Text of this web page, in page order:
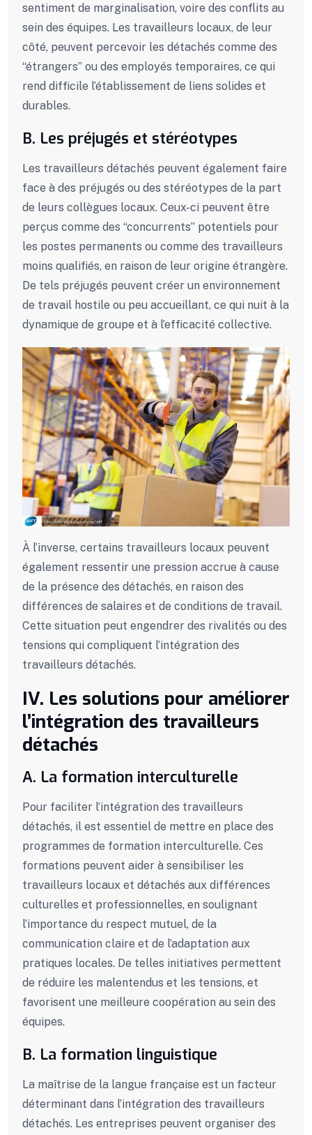
sentiment de marginalisation, voire des conflits au
sein des équipes. Les travailleurs locaux, de leur
côté, peuvent percevoir les détachés comme des
“étrangers” ou des employés temporaires, ce qui
rend difficile l’établissement de liens solides et
durables.
B. Les préjugés et stéréotypes
Les travailleurs détachés peuvent également faire
face à des préjugés ou des stéréotypes de la part
de leurs collègues locaux. Ceux-ci peuvent être
perçus comme des “concurrents” potentiels pour
les postes permanents ou comme des travailleurs
moins qualifiés, en raison de leur origine étrangère.
De tels préjugés peuvent créer un environnement
de travail hostile ou peu accueillant, ce qui nuit à la
dynamique de groupe et à l’efficacité collective.
À l’inverse, certains travailleurs locaux peuvent
également ressentir une pression accrue à cause
de la présence des détachés, en raison des
différences de salaires et de conditions de travail.
Cette situation peut engendrer des rivalités ou des
tensions qui compliquent l’intégration des
travailleurs détachés.
IV. Les solutions pour améliorer
l’intégration des travailleurs
détachés
A. La formation interculturelle
Pour faciliter l’intégration des travailleurs
détachés, il est essentiel de mettre en place des
programmes de formation interculturelle. Ces
formations peuvent aider à sensibiliser les
travailleurs locaux et détachés aux différences
culturelles et professionnelles, en soulignant
l’importance du respect mutuel, de la
communication claire et de l’adaptation aux
pratiques locales. De telles initiatives permettent
de réduire les malentendus et les tensions, et
favorisent une meilleure coopération au sein des
équipes.
B. La formation linguistique
La maîtrise de la langue française est un facteur
déterminant dans l’intégration des travailleurs
détachés. Les entreprises peuvent organiser des